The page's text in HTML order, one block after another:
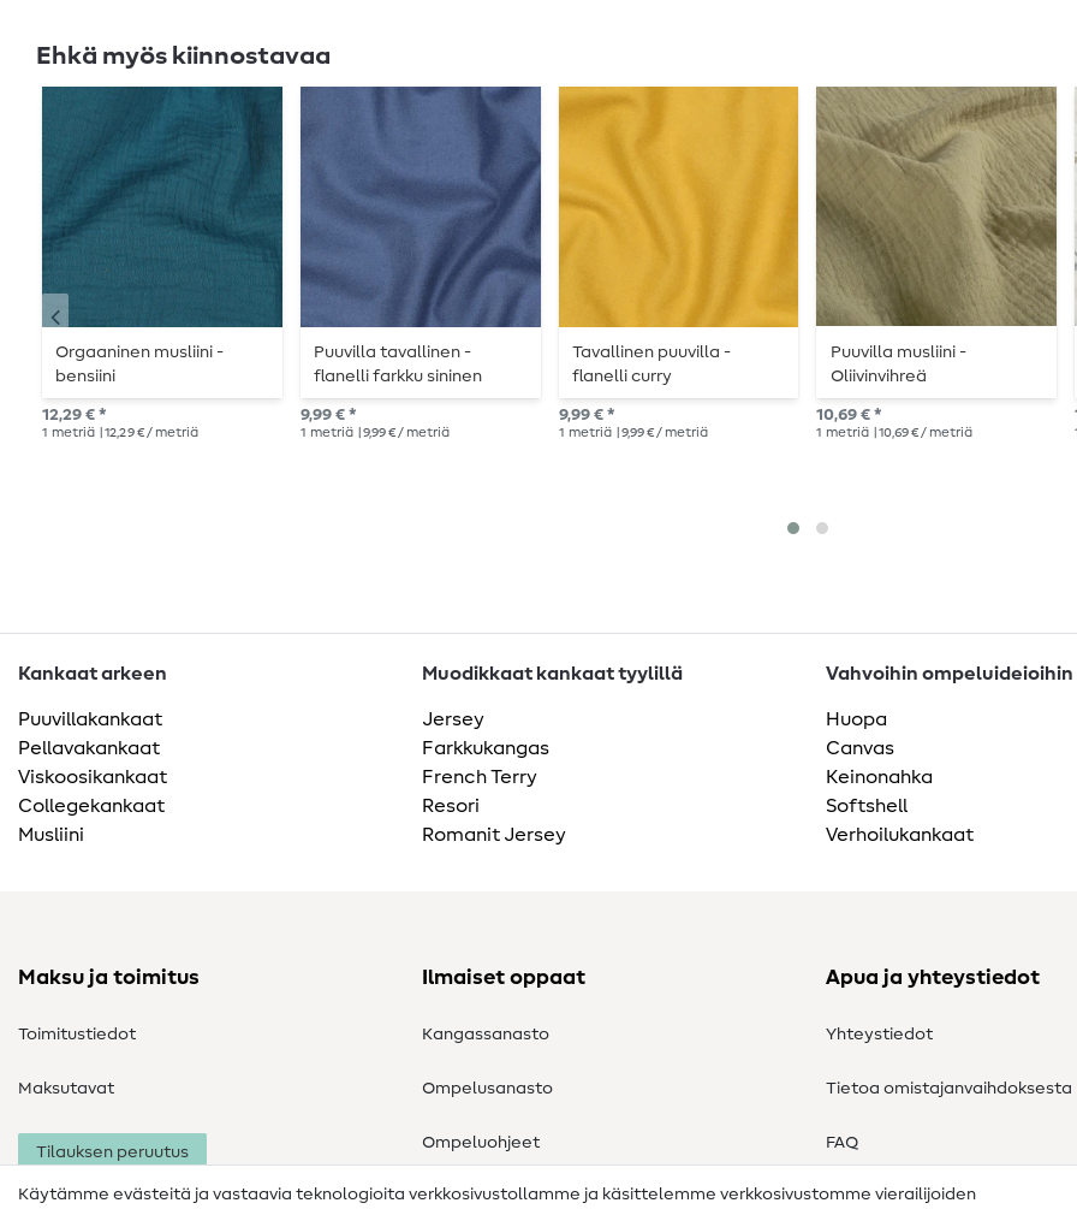
Ehkä myös kiinnostavaa
Orgaaninen musliini -
bensiini
12,29 € *
1 metriä | 12,29 € / metriä
Puuvilla tavallinen -
flanelli farkku sininen
9,99 € *
1 metriä | 9,99 € / metriä
Tavallinen puuvilla -
flanelli curry
9,99 € *
1 metriä | 9,99 € / metriä
Puuvilla musliini -
Oliivinvihreä
10,69 € *
1 metriä | 10,69 € / metriä
Kankaat arkeen
Puuvillakankaat
Pellavakankaat
Viskoosikankaat
Collegekankaat
Musliini
Muodikkaat kankaat tyylillä
Jersey
Farkkukangas
French Terry
Resori
Romanit Jersey
Vahvoihin ompeluideioihin
Huopa
Canvas
Keinonahka
Softshell
Verhoilukankaat
Maksu ja toimitus
Toimitustiedot
Maksutavat
Tilauksen peruutus
Ilmaiset oppaat
Kangassanasto
Ompelusanasto
Ompeluohjeet
Apua ja yhteystiedot
Yhteystiedot
Tietoa omistajanvaihdoksesta
FAQ
Peruutusoikeus
Käytämme evästeitä ja vastaavia teknologioita verkkosivustollamme ja käsittelemme verkkosivustomme vierailijoiden